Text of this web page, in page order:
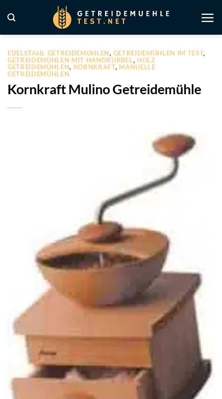
Inhalt
springen
EDELSTAHL GETREIDEMÜHLEN, GETREIDEMÜHLEN IM TEST,
GETREIDEMÜHLEN MIT HANDKURBEL, HOLZ
GETREIDEMÜHLEN, KORNKRAFT, MANUELLE
GETREIDEMÜHLEN
Kornkraft Mulino Getreidemühle